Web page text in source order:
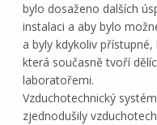
bylo dosaženo dalších
instalaci a aby bylo
a byly kdykoliv
která současně tvoří
laboratořemi.
Vzduchotechnický
zjednodušily